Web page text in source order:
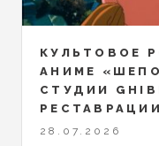
КУЛЬТОВОЕ
АНИМЕ
СТУДИИ
РЕСТАВРАЦИИ
28.07.2026